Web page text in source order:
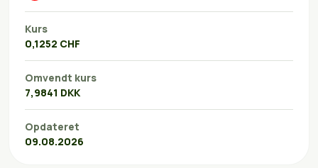
Kurs
0,1252 CHF
Omvendt kurs
7,9841 DKK
Opdateret
09.08.2026